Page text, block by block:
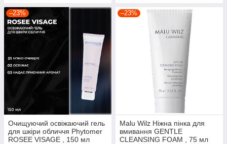
–23%
Очищуючий освіжаючий гель
для шкіри обличчя Phytomer
ROSEE VISAGE , 150 мл
–23%
Malu Wilz Ніжна пінка для
вмивання GENTLE
CLEANSING FOAM , 75 мл